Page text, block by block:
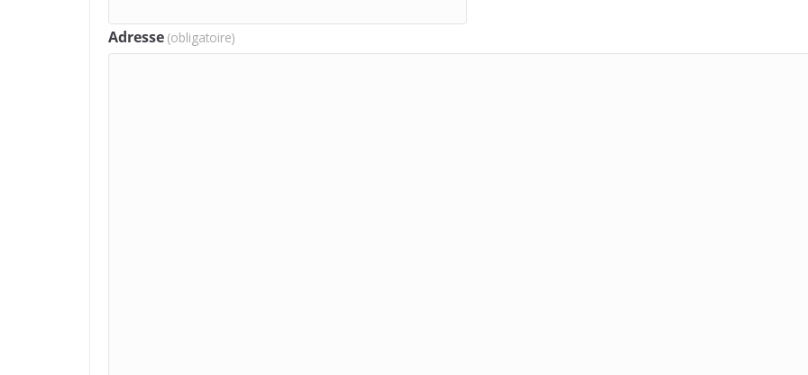
Adresse (obligatoire)